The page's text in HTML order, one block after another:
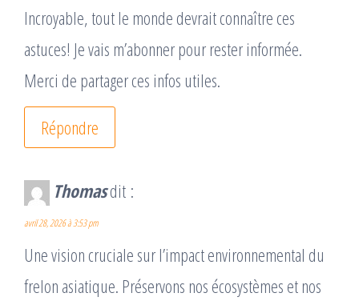
Incroyable, tout le monde devrait connaître ces
astuces! Je vais m’abonner pour rester informée.
Merci de partager ces infos utiles.
Répondre
Thomasdit :
avril 28, 2026 à 3:53 pm
Une vision cruciale sur l’impact environnemental du
frelon asiatique. Préservons nos écosystèmes et nos